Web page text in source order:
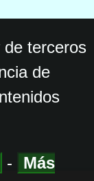
terceros
de
-
Más